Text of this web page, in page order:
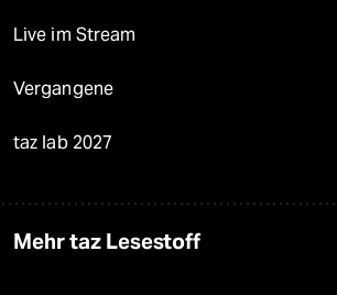
Live im Stream
Vergangene
taz lab 2027
Mehr taz Lesestoff